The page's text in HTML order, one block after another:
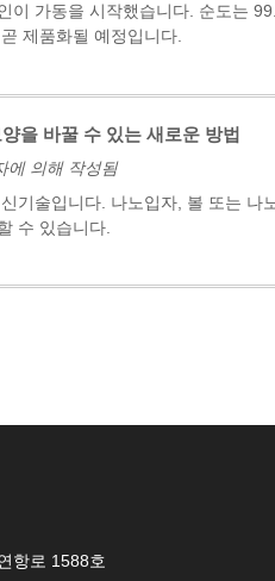
가동을 시작했습니다. 순도는
제품화될 예정입니다.
을 바꿀 수 있는 새로운 방법
에 의해 작성됨
기술입니다. 나노입자, 볼 또는
수 있습니다.
항로 1588호